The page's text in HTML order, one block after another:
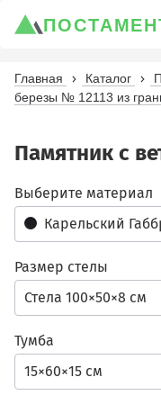
Главная Каталог
березы № 12113 из
Памятник с
Карельский
Выберите материал
Стела 100×50×8 см
Размер стелы
15×60×15 см
Тумба